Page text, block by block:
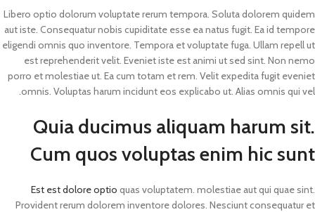
Libero optio dolorum voluptate rerum tempora. Soluta dolorem quidem
aut iste. Consequatur nobis cupiditate esse ea natus fugit. Ea id tempore
eligendi omnis quo inventore. Tempora et voluptate fuga. Ullam repell ut
est reprehenderit velit. Eveniet iste est animi ut sed sint. Non nemo
porro et molestiae ut. Ea cum totam et rem. Velit expedita fugit eveniet
omnis. Voluptas harum incidunt eos explicabo ut. Alias omnis qui vel.
Quia ducimus aliquam harum sit.
Cum quos voluptas enim hic sunt
Est est dolore optio quas voluptatem. molestiae aut qui quae sint.
Provident rerum dolorem inventore dolores. Nesciunt consequatur et